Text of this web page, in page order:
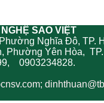
SAO VIỆT
Nghĩa Đô, TP.
Phường Yên Hòa,
0903234828.